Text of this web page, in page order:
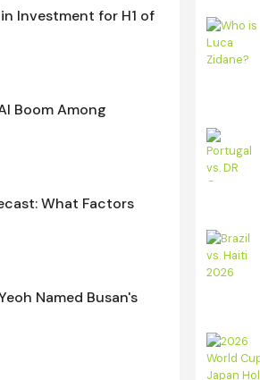
Investment for H1 of
Boom Among
What Factors
Named Busan's